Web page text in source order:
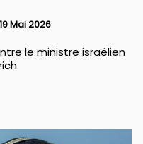
Mai 2026
le ministre israélien